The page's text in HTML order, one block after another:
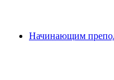
Начинающим